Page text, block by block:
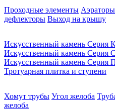
Проходные элементы
дефлекторы Выход на крышу
Искусственный камень Серия
Искусственный камень Серия
Искусственный камень Серия
Тротуарная плитка и ступени
Хомут трубы Угол желоба
желоба